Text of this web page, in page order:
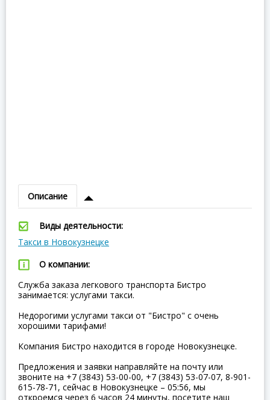
Описание
Виды деятельности:
Такси в Новокузнецке
О компании:
Служба заказа легкового транспорта Бистро
занимается: услугами такси.
Недорогими услугами такси от "Бистро" с очень
хорошими тарифами!
Компания Бистро находится в городе Новокузнецке.
Предложения и заявки направляйте на почту или
звоните на +7 (3843) 53-00-00, +7 (3843) 53-07-07, 8-901-
615-78-71, сейчас в Новокузнецке – 05:56, мы
откроемся через 6 часов 24 минуты, посетите наш